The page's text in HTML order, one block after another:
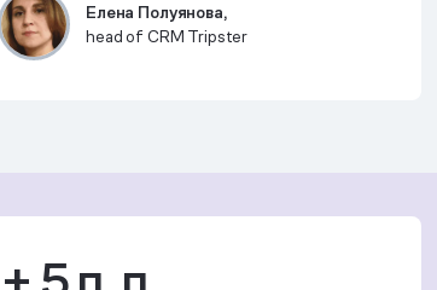
Елена Полуянова,
head of CRM Tripster